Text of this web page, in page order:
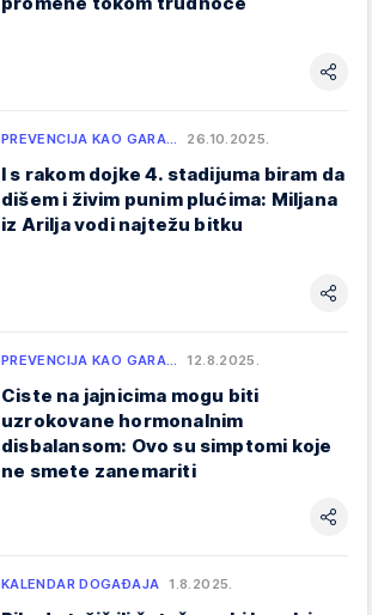
PREVENCIJA KAO GARA… 26.10.2025.
I s rakom dojke 4. stadijuma biram da
dišem i živim punim plućima: Miljana
iz Arilja vodi najtežu bitku
PREVENCIJA KAO GARA… 12.8.2025.
Ciste na jajnicima mogu biti
uzrokovane hormonalnim
disbalansom: Ovo su simptomi koje
ne smete zanemariti
KALENDAR DOGAĐAJA 1.8.2025.